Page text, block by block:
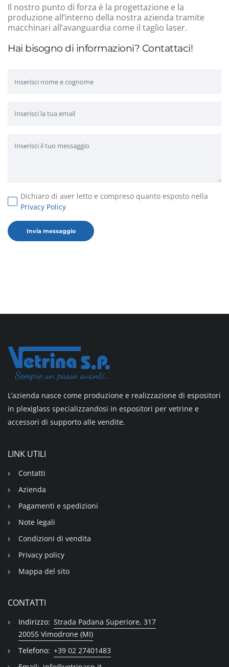
Hai bisogno di informazioni? Contattaci!
Dichiaro di aver letto e compreso quanto esposto nella
Privacy Policy
Il nostro punto di forza è la progettazione e la
produzione all’interno della nostra azienda tramite
macchinari all’avanguardia come il taglio laser.
L’azienda nasce come produzione e realizzazione di espositori
in plexiglass specializzandosi in espositori per vetrine e
accessori di supporto alle vendite.
LINK UTILI
Contatti
Azienda
Pagamenti e spedizioni
Note legali
Condizioni di vendita
Privacy policy
Mappa del sito
CONTATTI
Indirizzo: Strada Padana Superiore, 317
20055 Vimodrone (MI)
Telefono: +39 02 27401483